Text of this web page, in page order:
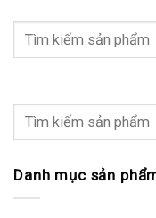
Danh mục sản